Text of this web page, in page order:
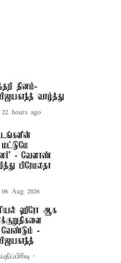
தினம்-
வாழ்த்து
22 hours ago
- வேளாண்
பிரேமலதா
06 Aug 2026
ஹீரோ ஆக
வேண்டும் -